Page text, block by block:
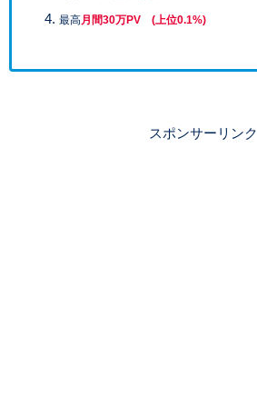
最高月間30万PV (上位0.1%)
スポンサーリンク